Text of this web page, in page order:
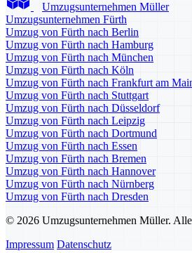
Umzugsunternehmen Müller
Umzugsunternehmen Fürth
Umzug von Fürth nach Berlin
Umzug von Fürth nach Hamburg
Umzug von Fürth nach München
Umzug von Fürth nach Köln
Umzug von Fürth nach Frankfurt am
Umzug von Fürth nach Stuttgart
Umzug von Fürth nach Düsseldorf
Umzug von Fürth nach Leipzig
Umzug von Fürth nach Dortmund
Umzug von Fürth nach Essen
Umzug von Fürth nach Bremen
Umzug von Fürth nach Hannover
Umzug von Fürth nach Nürnberg
Umzug von Fürth nach Dresden
© 2026 Umzugsunternehmen Müller.
Impressum Datenschutz